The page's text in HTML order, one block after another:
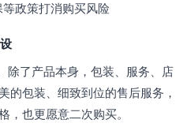
政策打消购买风险
除了产品本身，包装、服务、店
的包装、细致到位的售后服务，
，也更愿意二次购买。